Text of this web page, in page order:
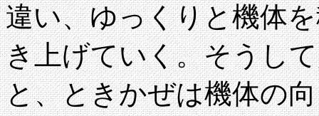
違い、ゆっくりと機体
き上げていく。そうし
と、ときかぜは機体の